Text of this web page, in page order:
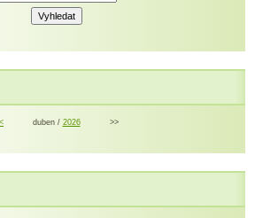
duben / 2026 >>